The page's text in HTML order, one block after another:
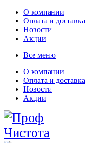
О компании
Оплата и доставка
Новости
Акции
Все меню
О компании
Оплата и доставка
Новости
Акции